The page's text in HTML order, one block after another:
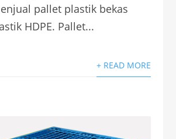
pallet plastik bekas
HDPE. Pallet...
+ READ MORE